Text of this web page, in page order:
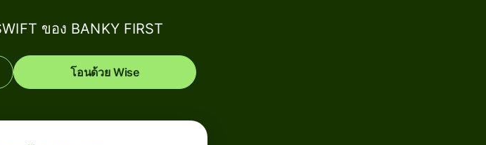
ของ BANKY FIRST
โอนด้วย Wise